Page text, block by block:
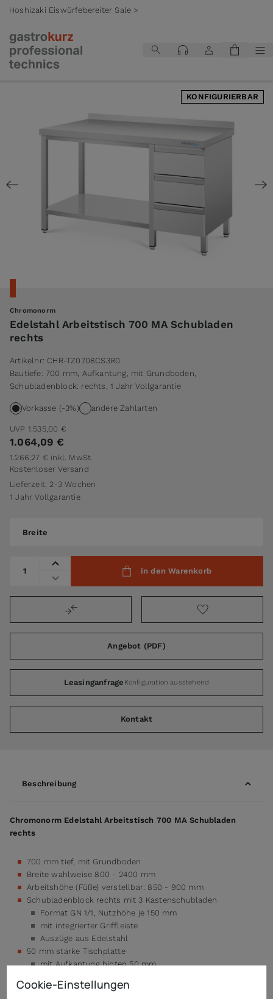
Hoshizaki Eiswürfebereiter Sale >
KONFIGURIERBAR
Chromonorm
Edelstahl Arbeitstisch 700 MA Schubladen
rechts
Artikelnr: CHR-TZ0708CS3R0
Bautiefe: 700 mm, Aufkantung, mit Grundboden,
Schubladenblock: rechts, 1 Jahr Vollgarantie
Vorkasse (-3%) andere Zahlarten
UVP 1.535,00 €
1.064,09 €
1.266,27 € inkl. MwSt.
Kostenloser Versand
Lieferzeit: 2-3 Wochen
1 Jahr Vollgarantie
Breite
in den Warenkorb
Angebot (PDF)
Leasinganfrage Konfiguration ausstehend
Kontakt
Beschreibung
Chromonorm Edelstahl Arbeitstisch 700 MA Schubladen
rechts
700 mm tief, mit Grundboden
Breite wahlweise 800 - 2400 mm
Arbeitshöhe (Füße) verstellbar: 850 - 900 mm
Schubladenblock rechts mit 3 Kastenschubladen
Format GN 1/1, Nutzhöhe je 150 mm
mit integrierter Griffleiste
Auszüge aus Edelstahl
50 mm starke Tischplatte
mit Aufkantung hinten 50 mm
mit umlaufendem Profil verstärkt
Cookie-Einstellungen